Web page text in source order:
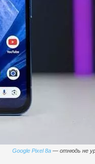
Google Pixel 8a — отнюдь не